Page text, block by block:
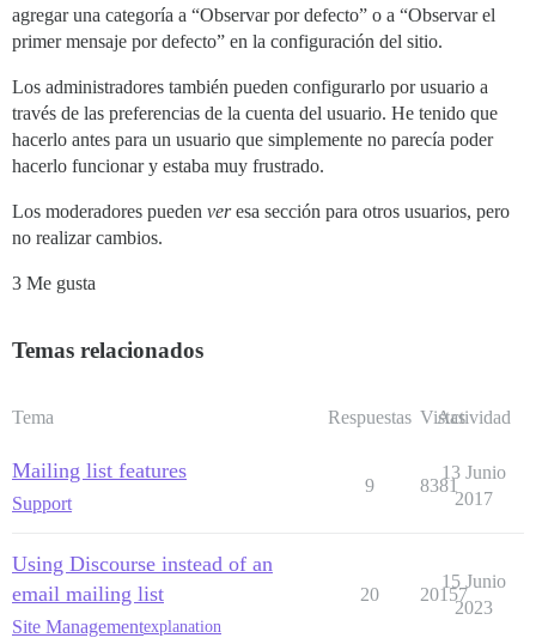
agregar una categoría a “Observar por defecto” o a “Observar el
primer mensaje por defecto” en la configuración del sitio.
Los administradores también pueden configurarlo por usuario a
través de las preferencias de la cuenta del usuario. He tenido que
hacerlo antes para un usuario que simplemente no parecía poder
hacerlo funcionar y estaba muy frustrado.
Los moderadores pueden veresa sección para otros usuarios, pero
no realizar cambios.
3 Me gusta
Temas relacionados
Tema Respuestas Vistas
Actividad
Mailing list features
Support
9 8381
13 Junio
2017
Using Discourse instead of an
email mailing list
Site Managementexplanation
20 20157
15 Junio
2023